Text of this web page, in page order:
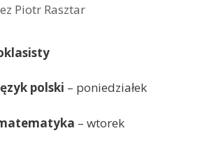
Piotr Rasztar
polski – poniedziałek
– wtorek